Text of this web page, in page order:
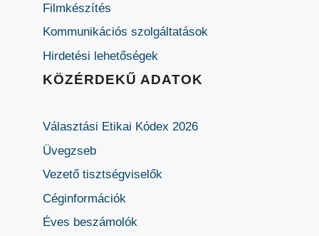
Filmkészítés
Kommunikációs szolgáltatások
Hirdetési lehetőségek
KÖZÉRDEKŰ ADATOK
Választási Etikai Kódex 2026
Üvegzseb
Vezető tisztségviselők
Céginformációk
Éves beszámolók